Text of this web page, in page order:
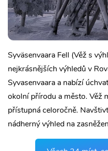
Syväsenvaara Fell (Věž s
nejkrásnějších výhledů v
Syvasenvaara a nabízí
okolní přírodu a město. Věž
přístupná celoročně.
nádherný výhled na